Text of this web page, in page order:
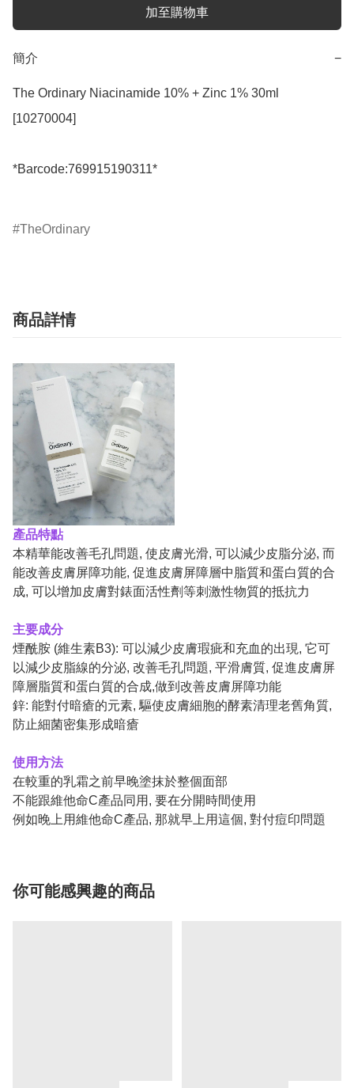
加至購物車
簡介 −
The Ordinary Niacinamide 10% + Zinc 1% 30ml
[10270004]
*Barcode:769915190311*
TheOrdinary
商品詳情
產品特點
本精華能改善毛孔問題, 使皮膚光滑, 可以減少皮脂分泌, 而
能改善皮膚屏障功能, 促進皮膚屏障層中脂質和蛋白質的合
成, 可以增加皮膚對錶面活性劑等刺激性物質的抵抗力
主要成分
煙酰胺 (維生素B3): 可以減少皮膚瑕疵和充血的出現, 它可
以減少皮脂線的分泌, 改善毛孔問題, 平滑膚質, 促進皮膚屏
障層脂質和蛋白質的合成,做到改善皮膚屏障功能
鋅: 能對付暗瘡的元素, 驅使皮膚細胞的酵素清理老舊角質,
防止細菌密集形成暗瘡
使用方法
在較重的乳霜之前早晚塗抹於整個面部
不能跟維他命C產品同用, 要在分開時間使用
例如晚上用維他命C產品, 那就早上用這個, 對付痘印問題
你可能感興趣的商品